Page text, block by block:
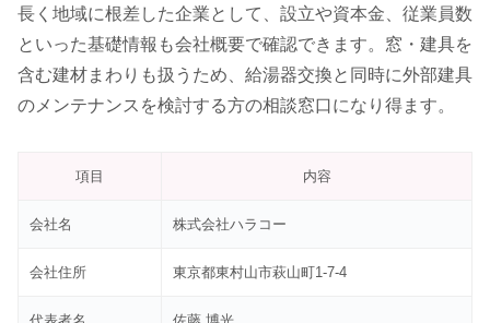
長く地域に根差した企業として、設立や資本金、従業員数
といった基礎情報も会社概要で確認できます。窓・建具を
含む建材まわりも扱うため、給湯器交換と同時に外部建具
のメンテナンスを検討する方の相談窓口になり得ます。
項目 内容
会社名 株式会社ハラコー
会社住所 東京都東村山市萩山町1-7-4